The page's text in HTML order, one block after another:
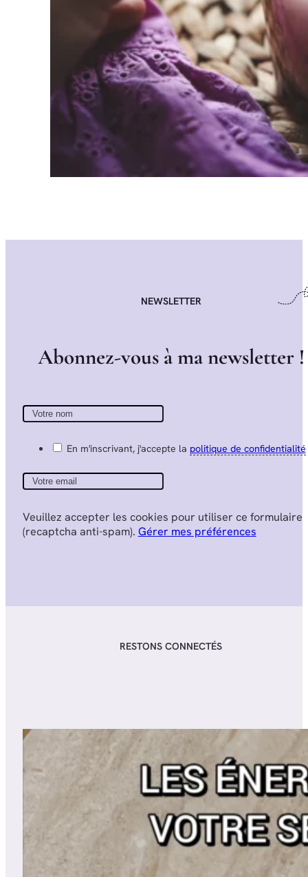
NEWSLETTER
Abonnez-vous àmanewsletter !
En m'inscrivant, j'accepte la politique de confidentialité
Veuillez accepter les cookies pour utiliser ce formulaire
(recaptcha anti-spam). Gérer mes préférences
RESTONS CONNECTÉS